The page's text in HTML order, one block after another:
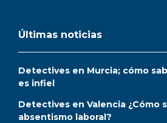
Últimas noticias
Detectives en Murcia; cómo
es infiel
Detectives en Valencia ¿Cómo
absentismo laboral?